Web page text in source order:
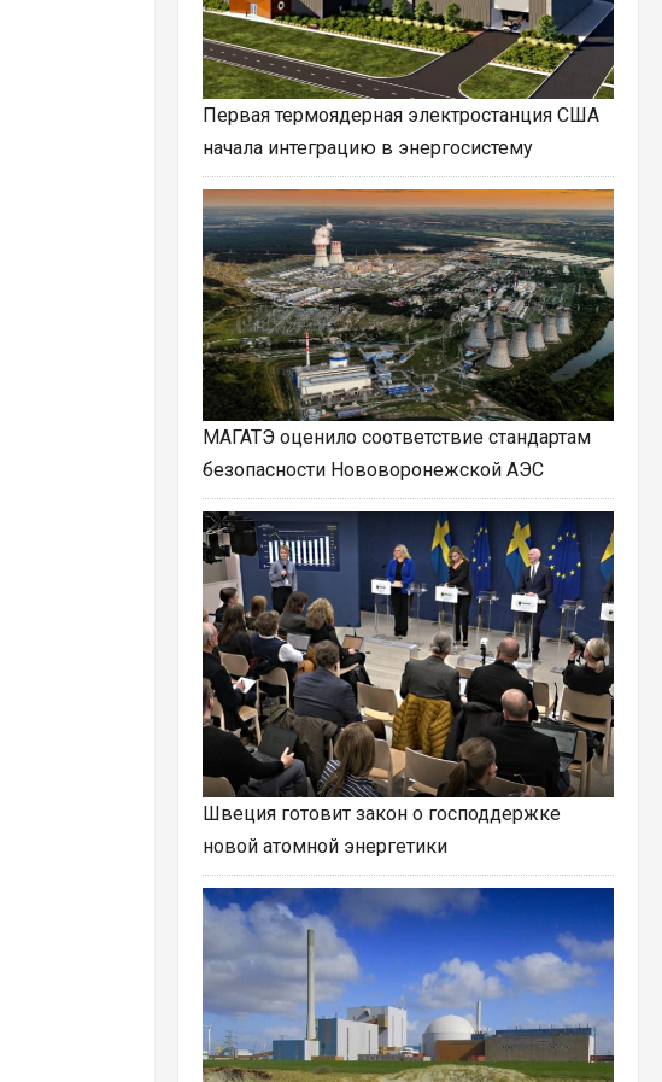
Первая термоядерная электростанция США
начала интеграцию в энергосистему
МАГАТЭ оценило соответствие стандартам
безопасности Нововоронежской АЭС
Швеция готовит закон о господдержке
новой атомной энергетики